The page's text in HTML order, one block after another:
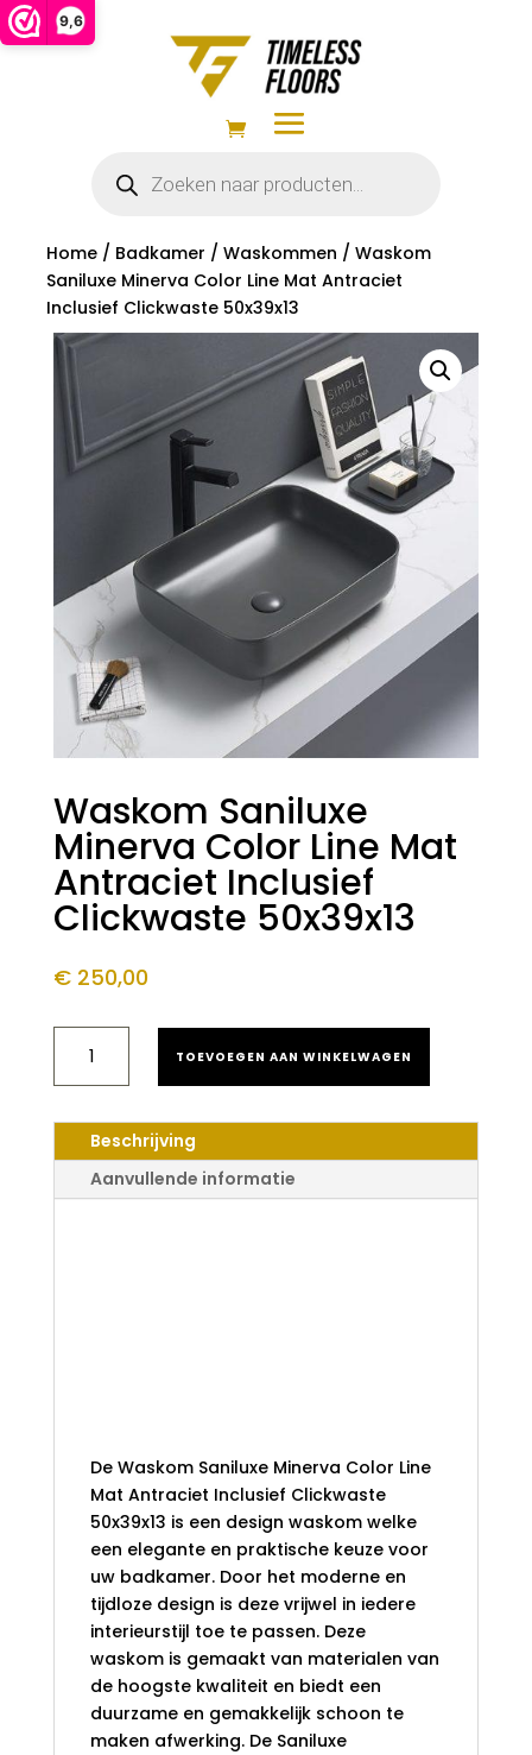
9,6
zoeken
Home/ Badkamer / Waskommen / Waskom
Saniluxe Minerva Color Line Mat Antraciet
Inclusief Clickwaste 50x39x13
Waskom Saniluxe
Minerva Color Line Mat
Antraciet Inclusief
Clickwaste 50x39x13
€250,00
SANILUXE
MINERVA
LINE
ANTRACIET
INCLUSIEF
TOEVOEGEN AAN WINKELWAGEN
Beschrijving
Aanvullende informatie
De Waskom Saniluxe Minerva Color Line
Mat Antraciet Inclusief Clickwaste
50x39x13 is een design waskom welke
een elegante en praktische keuze voor
uw badkamer. Door het moderne en
tijdloze design is deze vrijwel in iedere
interieurstijl toe te passen. Deze
waskom is gemaakt van materialen van
de hoogste kwaliteit en biedt een
duurzame en gemakkelijk schoon te
maken afwerking. De Saniluxe